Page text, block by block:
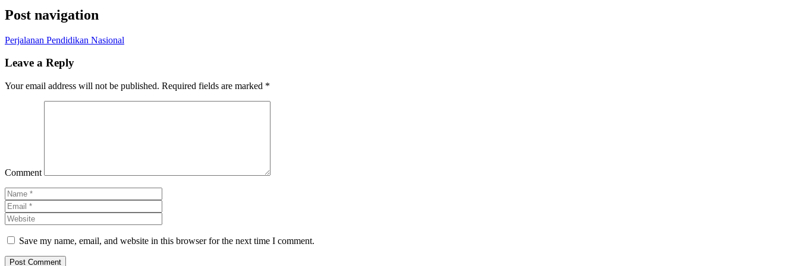
Post navigation
Perjalanan Pendidikan Nasional
Leave a Reply
Your email address will not be published. Required fields are marked *
Comment
Save my name, email, and website in this browser for the next time I comment.